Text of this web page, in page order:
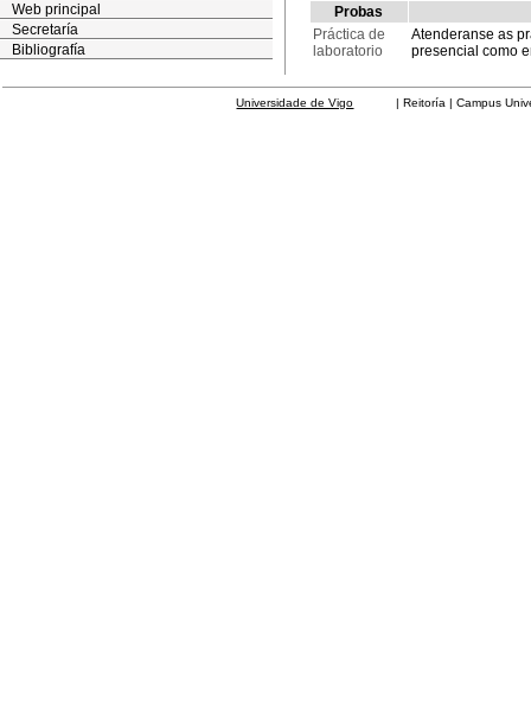
Web principal
Secretaría
Bibliografía
Probas
Práctica de
laboratorio
Atenderanse as
presencial como
Universidade de Vigo | Reitoría | Campus